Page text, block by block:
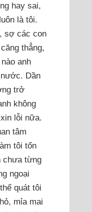
hay sai,
là tôi.
sợ các con
thẳng,
anh
Dần
trở
không
lỗi nữa.
tâm
tôi tổn
chưa từng
ngoại
quát tôi
mỉa mai